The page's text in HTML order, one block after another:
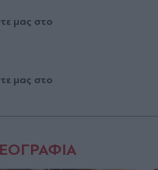
μας στο
μας στο